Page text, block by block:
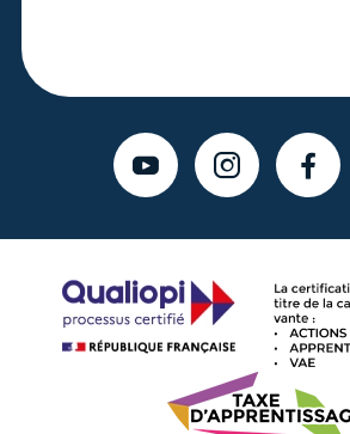
YOUTUBEINSTAGRAM